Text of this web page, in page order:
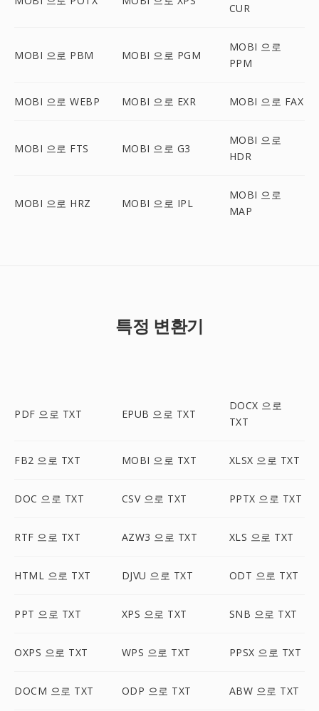
CUR
MOBI 으로 PBM MOBI 으로 PGM
MOBI 으로
PPM
MOBI 으로 WEBP MOBI 으로 EXR MOBI 으로 FAX
MOBI 으로 FTS MOBI 으로 G3
MOBI 으로
HDR
MOBI 으로 HRZ MOBI 으로 IPL
MOBI 으로
MAP
특정 변환기
PDF 으로 TXT EPUB 으로 TXT
DOCX 으로
TXT
FB2 으로 TXT MOBI 으로 TXT XLSX 으로 TXT
DOC 으로 TXT CSV 으로 TXT PPTX 으로 TXT
RTF 으로 TXT AZW3 으로 TXT XLS 으로 TXT
HTML 으로 TXT DJVU 으로 TXT ODT 으로 TXT
PPT 으로 TXT XPS 으로 TXT SNB 으로 TXT
OXPS 으로 TXT WPS 으로 TXT PPSX 으로 TXT
DOCM 으로 TXT ODP 으로 TXT ABW 으로 TXT